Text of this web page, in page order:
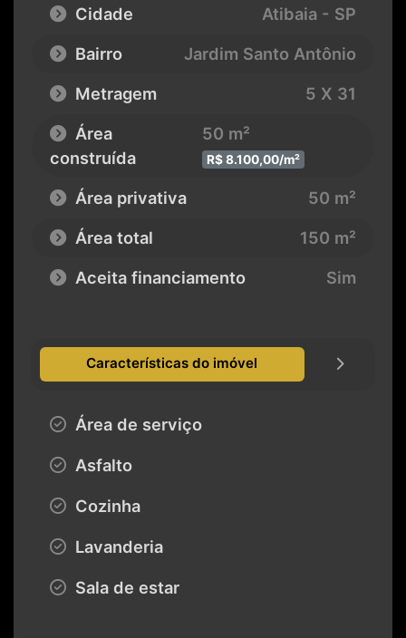
Cidade
Atibaia - SP
Bairro
Jardim Santo Antônio
Metragem
5 X 31
Área
construída
50 m²
R$ 8.100,00/m²
Área privativa
50 m²
Área total
150 m²
Aceita financiamento
Sim
Características do imóvel
Área de serviço
Asfalto
Cozinha
Lavanderia
Sala de estar